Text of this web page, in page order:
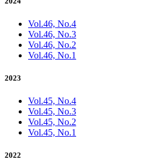
Vol.46, No.4
Vol.46, No.3
Vol.46, No.2
Vol.46, No.1
2023
Vol.45, No.4
Vol.45, No.3
Vol.45, No.2
Vol.45, No.1
2022